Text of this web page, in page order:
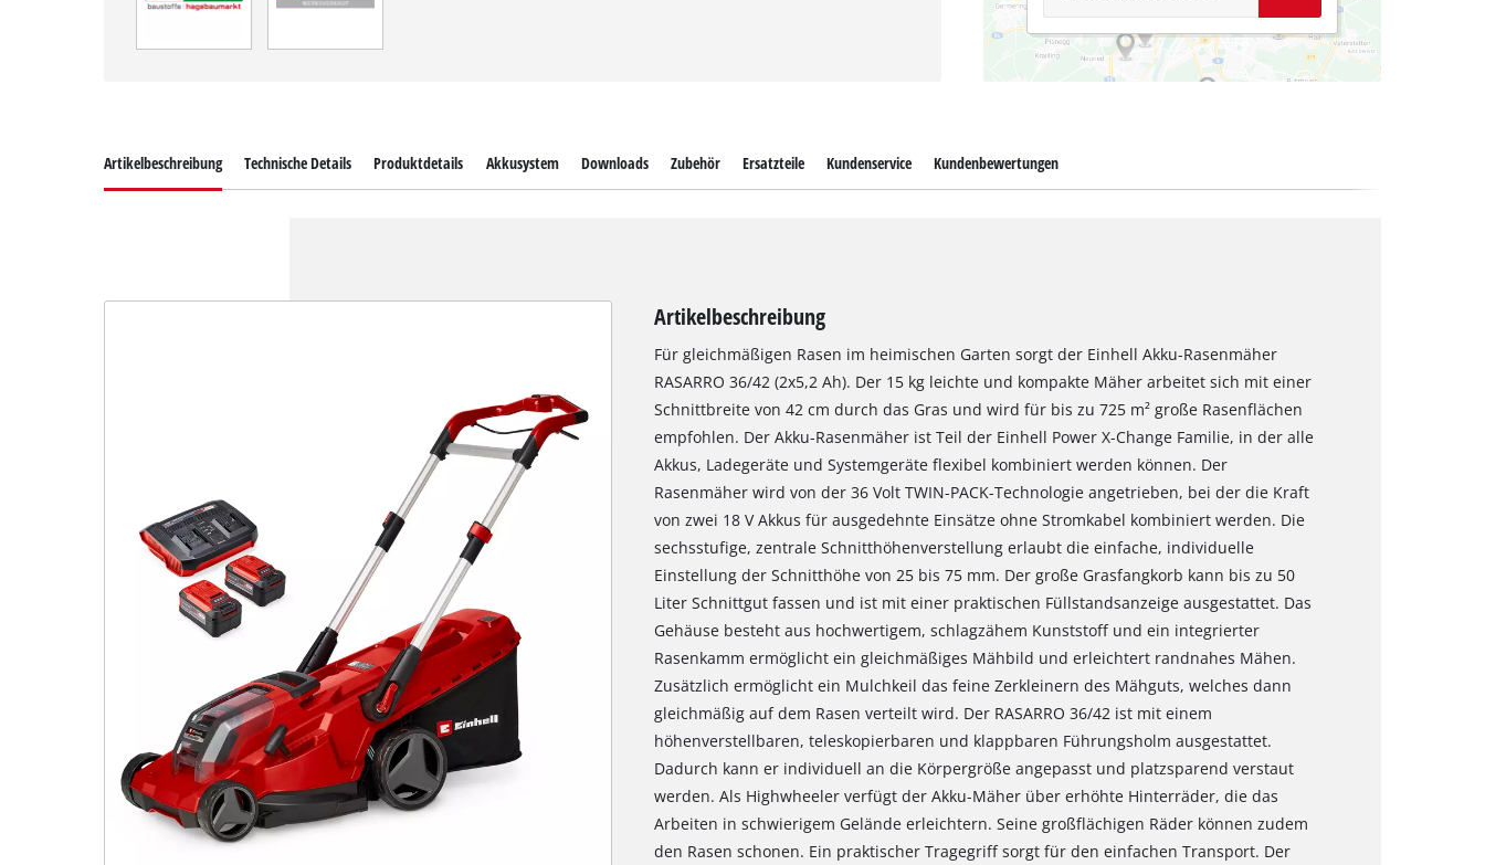
Artikelbeschreibung Technische Details Produktdetails Akkusystem Downloads Zubehör Ersatzteile Kundenservice Kundenbewertungen
Artikelbeschreibung
Für gleichmäßigen Rasen im heimischen Garten sorgt der Einhell Akku-Rasenmäher
RASARRO 36/42 (2x5,2 Ah). Der 15 kg leichte und kompakte Mäher arbeitet sich mit einer
Schnittbreite von 42 cm durch das Gras und wird für bis zu 725 m² große Rasenflächen
empfohlen. Der Akku-Rasenmäher ist Teil der Einhell Power X-Change Familie, in der alle
Akkus, Ladegeräte und Systemgeräte flexibel kombiniert werden können. Der
Rasenmäher wird von der 36 Volt TWIN-PACK-Technologie angetrieben, bei der die Kraft
von zwei 18 V Akkus für ausgedehnte Einsätze ohne Stromkabel kombiniert werden. Die
sechsstufige, zentrale Schnitthöhenverstellung erlaubt die einfache, individuelle
Einstellung der Schnitthöhe von 25 bis 75 mm. Der große Grasfangkorb kann bis zu 50
Liter Schnittgut fassen und ist mit einer praktischen Füllstandsanzeige ausgestattet. Das
Gehäuse besteht aus hochwertigem, schlagzähem Kunststoff und ein integrierter
Rasenkamm ermöglicht ein gleichmäßiges Mähbild und erleichtert randnahes Mähen.
Zusätzlich ermöglicht ein Mulchkeil das feine Zerkleinern des Mähguts, welches dann
gleichmäßig auf dem Rasen verteilt wird. Der RASARRO 36/42 ist mit einem
höhenverstellbaren, teleskopierbaren und klappbaren Führungsholm ausgestattet.
Dadurch kann er individuell an die Körpergröße angepasst und platzsparend verstaut
werden. Als Highwheeler verfügt der Akku-Mäher über erhöhte Hinterräder, die das
Arbeiten in schwierigem Gelände erleichtern. Seine großflächigen Räder können zudem
den Rasen schonen. Ein praktischer Tragegriff sorgt für den einfachen Transport. Der